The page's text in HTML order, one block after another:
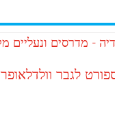
לגבר וולדלאופר